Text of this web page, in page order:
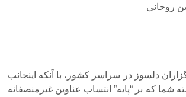
روحانی
دلسوز در سراسر کشور، با آنکه اینجانب
که بر “پایه” انتساب عناوین غیرمنصفانه